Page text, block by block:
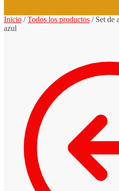
Inicio /Todos los productos / Set de
azul